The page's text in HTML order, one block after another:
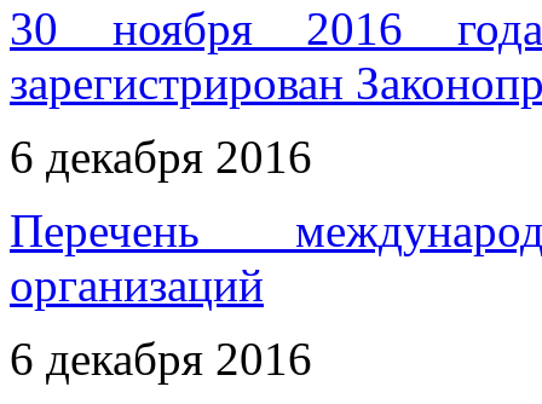
30 ноября 2016
зарегистрирован
6 декабря 2016
Перечень
организаций
6 декабря 2016